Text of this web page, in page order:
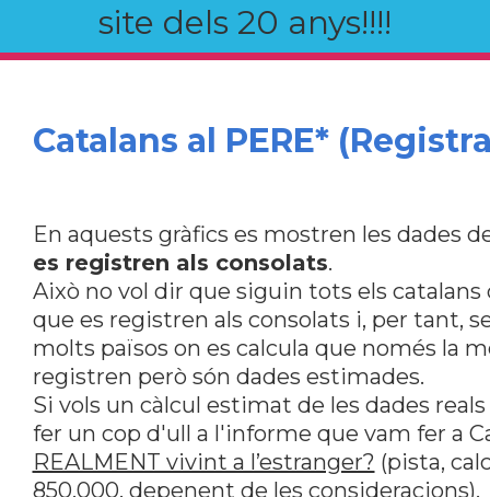
site dels 20 anys!!!!
Catalans al PERE*
En aquests gràfics es mostren les dades
es registren als consolats.
Això no vol dir que siguin tots els
que es registren als consolats i, per tant,
molts països on es calcula que només la
registren però són dades estimades.
Si vols un càlcul estimat de les dades
fer un cop d'ull a l'informe que vam fer a
REALMENT vivint a l’estranger? (pista,
850.000, depenent de les consideracions).